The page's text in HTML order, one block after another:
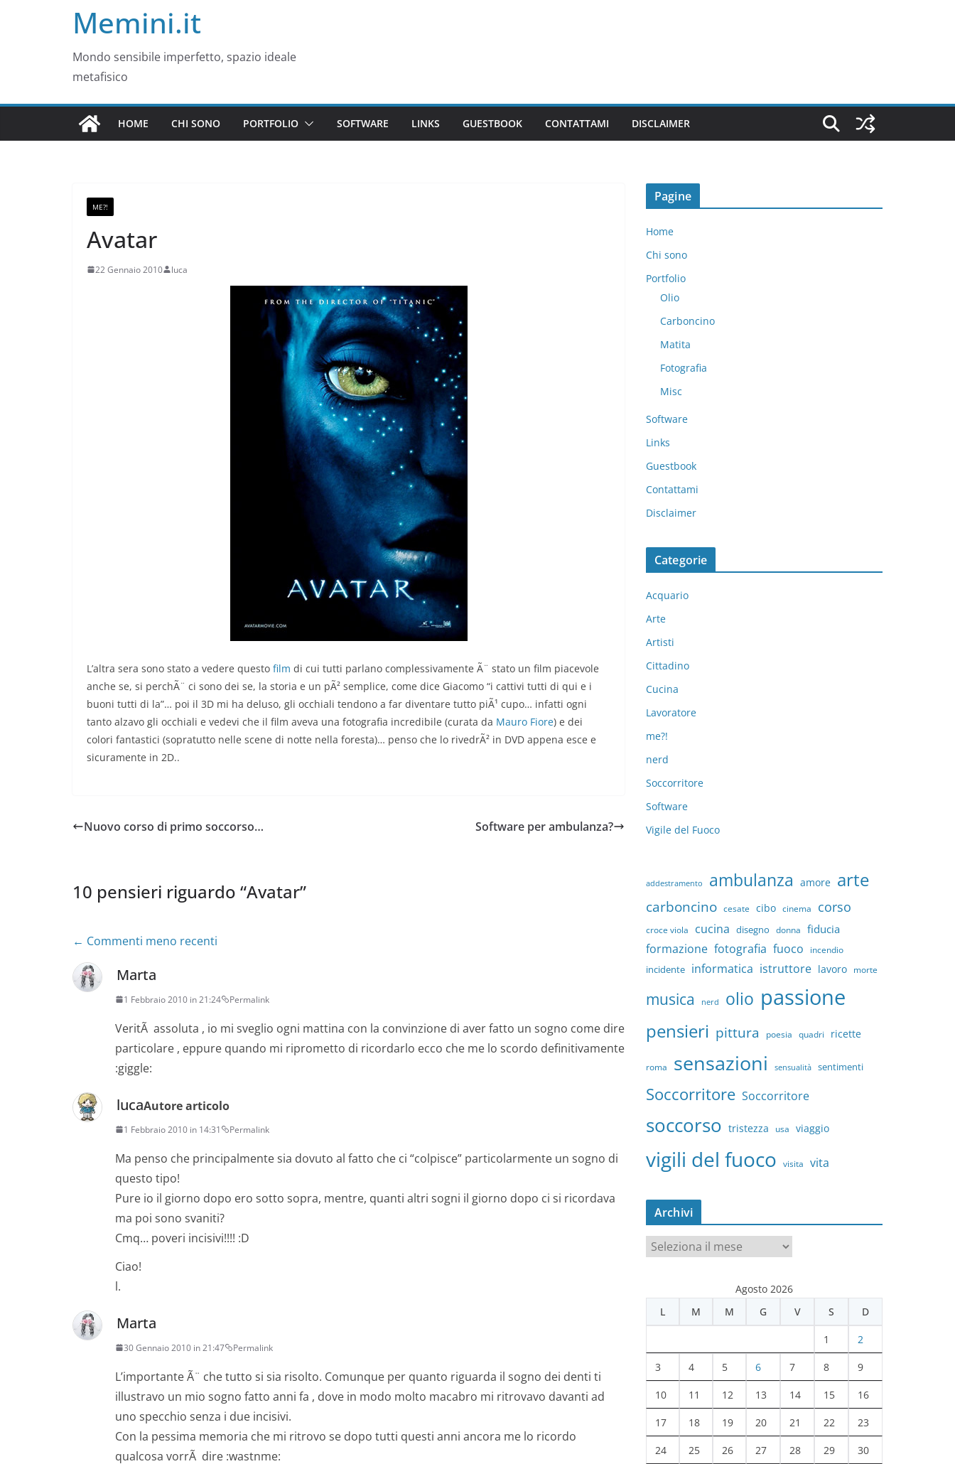
Memini.it
Mondo sensibile imperfetto, spazio ideale
metafisico
HOME CHI SONO PORTFOLIO SOFTWARE LINKS GUESTBOOK CONTATTAMI DISCLAIMER
ME?!
Avatar
22 Gennaio 2010 luca
L’altra sera sono stato a vedere questo film di cui tutti parlano complessivamente Ã¨ stato un film piacevole
anche se, si perchÃ¨ ci sono dei se, la storia e un pÃ² semplice, come dice Giacomo “i cattivi tutti di qui e i
buoni tutti di la”… poi il 3D mi ha deluso, gli occhiali tendono a far diventare tutto piÃ¹ cupo… infatti ogni
tanto alzavo gli occhiali e vedevi che il film aveva una fotografia incredibile (curata da Mauro Fiore) e dei
colori fantastici (sopratutto nelle scene di notte nella foresta)… penso che lo rivedrÃ² in DVD appena esce e
sicuramente in 2D..
Nuovo corso di primo soccorso… Software per ambulanza?
10 pensieri riguardo “Avatar”
Navigazione
commenti
← Commenti meno recenti
Marta
1 Febbraio 2010 in 21:24 Permalink
VeritÃ assoluta , io mi sveglio ogni mattina con la convinzione di aver fatto un sogno come dire
particolare , eppure quando mi riprometto di ricordarlo ecco che me lo scordo definitivamente
:giggle:
lucaAutore articolo
1 Febbraio 2010 in 14:31 Permalink
Ma penso che principalmente sia dovuto al fatto che ci “colpisce” particolarmente un sogno di
questo tipo!
Pure io il giorno dopo ero sotto sopra, mentre, quanti altri sogni il giorno dopo ci si ricordava
ma poi sono svaniti?
Cmq… poveri incisivi!!!! :D
Ciao!
l.
Marta
30 Gennaio 2010 in 21:47 Permalink
L’importante Ã¨ che tutto si sia risolto. Comunque per quanto riguarda il sogno dei denti ti
illustravo un mio sogno fatto anni fa , dove in modo molto macabro mi ritrovavo davanti ad
uno specchio senza i due incisivi.
Con la pessima memoria che mi ritrovo se dopo tutti questi anni ancora me lo ricordo
qualcosa vorrÃ dire :wastnme:
Pagine
Home
Chi sono
Portfolio
Olio
Carboncino
Matita
Fotografia
Misc
Software
Links
Guestbook
Contattami
Disclaimer
Categorie
Acquario
Arte
Artisti
Cittadino
Cucina
Lavoratore
me?!
nerd
Soccorritore
Software
Vigile del Fuoco
addestramento ambulanza amore arte
carboncino cesate cibo cinema corso
croce viola cucina disegno donna fiducia
formazione fotografia fuoco incendio
incidente informatica istruttore lavoro morte
musica nerd olio passione
pensieri pittura poesia quadri ricette
roma sensazioni sensualità sentimenti
Soccorritore Soccorritore
soccorso tristezza usa viaggio
vigili del fuoco visita vita
Archivi
r
h
i
Agosto 2026
L
M M G V S D
1 2
3 4 5 6 7 8 9
10 11 12 13 14 15 16
17 18 19 20 21 22 23
24 25 26 27 28 29 30